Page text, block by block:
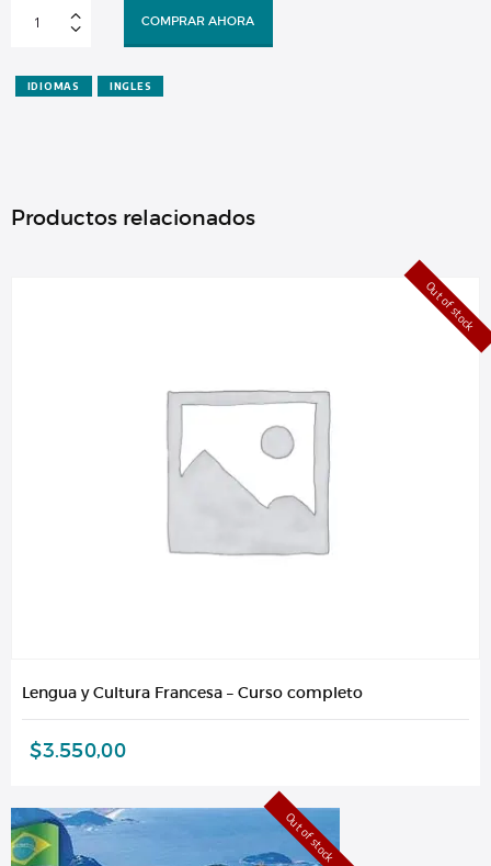
Intermedio
cantidad
COMPRAR AHORA
IDIOMAS INGLES
Productos relacionados
Out of stock
Lengua y Cultura Francesa – Curso completo
$3.550,00
Out of stock